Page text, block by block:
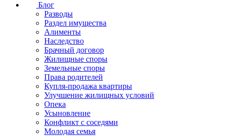
Блог
Разводы
Раздел имущества
Алименты
Наследство
Брачный договор
Жилищные споры
Земельные споры
Права родителей
Купля-продажа квартиры
Улучшение жилищных условий
Опека
Усыновление
Конфликт с соседями
Молодая семья